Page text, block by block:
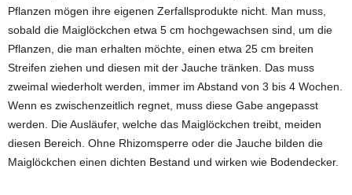
Pflanzen mögen ihre eigenen Zerfallsprodukte nicht. Man muss,
sobald die Maiglöckchen etwa 5 cm hochgewachsen sind, um die
Pflanzen, die man erhalten möchte, einen etwa 25 cm breiten
Streifen ziehen und diesen mit der Jauche tränken. Das muss
zweimal wiederholt werden, immer im Abstand von 3 bis 4 Wochen.
Wenn es zwischenzeitlich regnet, muss diese Gabe angepasst
werden. Die Ausläufer, welche das Maiglöckchen treibt, meiden
diesen Bereich. Ohne Rhizomsperre oder die Jauche bilden die
Maiglöckchen einen dichten Bestand und wirken wie Bodendecker.